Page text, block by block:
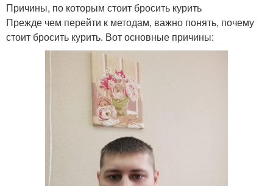
Причины, по которым стоит бросить курить
Прежде чем перейти к методам, важно понять, почему
стоит бросить курить. Вот основные причины: